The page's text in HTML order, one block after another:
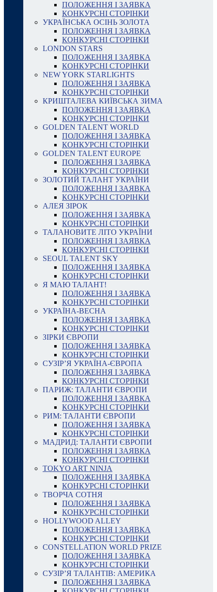
ПОЛОЖЕННЯ І ЗАЯВКА
КОНКУРСНІ СТОРІНКИ
УКРАЇНСЬКА ОСІНЬ ЗОЛОТА
ПОЛОЖЕННЯ І ЗАЯВКА
КОНКУРСНІ СТОРІНКИ
LONDON STARS
ПОЛОЖЕННЯ І ЗАЯВКА
КОНКУРСНІ СТОРІНКИ
NEW YORK STARLIGHTS
ПОЛОЖЕННЯ І ЗАЯВКА
КОНКУРСНІ СТОРІНКИ
КРИШТАЛЕВА КИЇВСЬКА ЗИМА
ПОЛОЖЕННЯ І ЗАЯВКА
КОНКУРСНІ СТОРІНКИ
GOLDEN TALENT WORLD
ПОЛОЖЕННЯ І ЗАЯВКА
КОНКУРСНІ СТОРІНКИ
GOLDEN TALENT EUROPE
ПОЛОЖЕННЯ І ЗАЯВКА
КОНКУРСНІ СТОРІНКИ
ЗОЛОТИЙ ТАЛАНТ УКРАЇНИ
ПОЛОЖЕННЯ І ЗАЯВКА
КОНКУРСНІ СТОРІНКИ
АЛЕЯ ЗІРОК
ПОЛОЖЕННЯ І ЗАЯВКА
КОНКУРСНІ СТОРІНКИ
ТАЛАНОВИТЕ ЛІТО УКРАЇНИ
ПОЛОЖЕННЯ І ЗАЯВКА
КОНКУРСНІ СТОРІНКИ
SEOUL TALENT SKY
ПОЛОЖЕННЯ І ЗАЯВКА
КОНКУРСНІ СТОРІНКИ
Я МАЮ ТАЛАНТ!
ПОЛОЖЕННЯ І ЗАЯВКА
КОНКУРСНІ СТОРІНКИ
УКРАЇНА-ВЕСНА
ПОЛОЖЕННЯ І ЗАЯВКА
КОНКУРСНІ СТОРІНКИ
ЗІРКИ ЄВРОПИ
ПОЛОЖЕННЯ І ЗАЯВКА
КОНКУРСНІ СТОРІНКИ
СУЗІР’Я УКРАЇНА-ЄВРОПА
ПОЛОЖЕННЯ І ЗАЯВКА
КОНКУРСНІ СТОРІНКИ
ПАРИЖ: ТАЛАНТИ ЄВРОПИ
ПОЛОЖЕННЯ І ЗАЯВКА
КОНКУРСНІ СТОРІНКИ
РИМ: ТАЛАНТИ ЄВРОПИ
ПОЛОЖЕННЯ І ЗАЯВКА
КОНКУРСНІ СТОРІНКИ
МАДРИД: ТАЛАНТИ ЄВРОПИ
ПОЛОЖЕННЯ І ЗАЯВКА
КОНКУРСНІ СТОРІНКИ
TOKYO ART NINJA
ПОЛОЖЕННЯ І ЗАЯВКА
КОНКУРСНІ СТОРІНКИ
ТВОРЧА СОТНЯ
ПОЛОЖЕННЯ І ЗАЯВКА
КОНКУРСНІ СТОРІНКИ
HOLLYWOOD ALLEY
ПОЛОЖЕННЯ І ЗАЯВКА
КОНКУРСНІ СТОРІНКИ
CONSTELLATION WORLD PRIZE
ПОЛОЖЕННЯ І ЗАЯВКА
КОНКУРСНІ СТОРІНКИ
СУЗІР’Я ТАЛАНТІВ: АМЕРИКА
ПОЛОЖЕННЯ І ЗАЯВКА